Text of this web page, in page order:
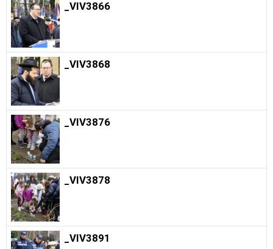
_VIV3866
_VIV3868
_VIV3876
_VIV3878
_VIV3891